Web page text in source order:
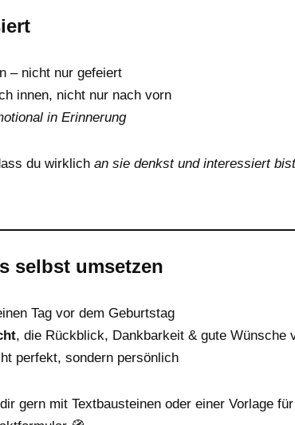
– nicht nur gefeiert
innen, nicht nur nach vorn
in Erinnerung
du wirklich an sie denkst und interessiert bist
selbst umsetzen
Tag vor dem Geburtstag
, die Rückblick, Dankbarkeit & gute Wünsche
perfekt, sondern persönlich
gern mit Textbausteinen oder einer Vorlage